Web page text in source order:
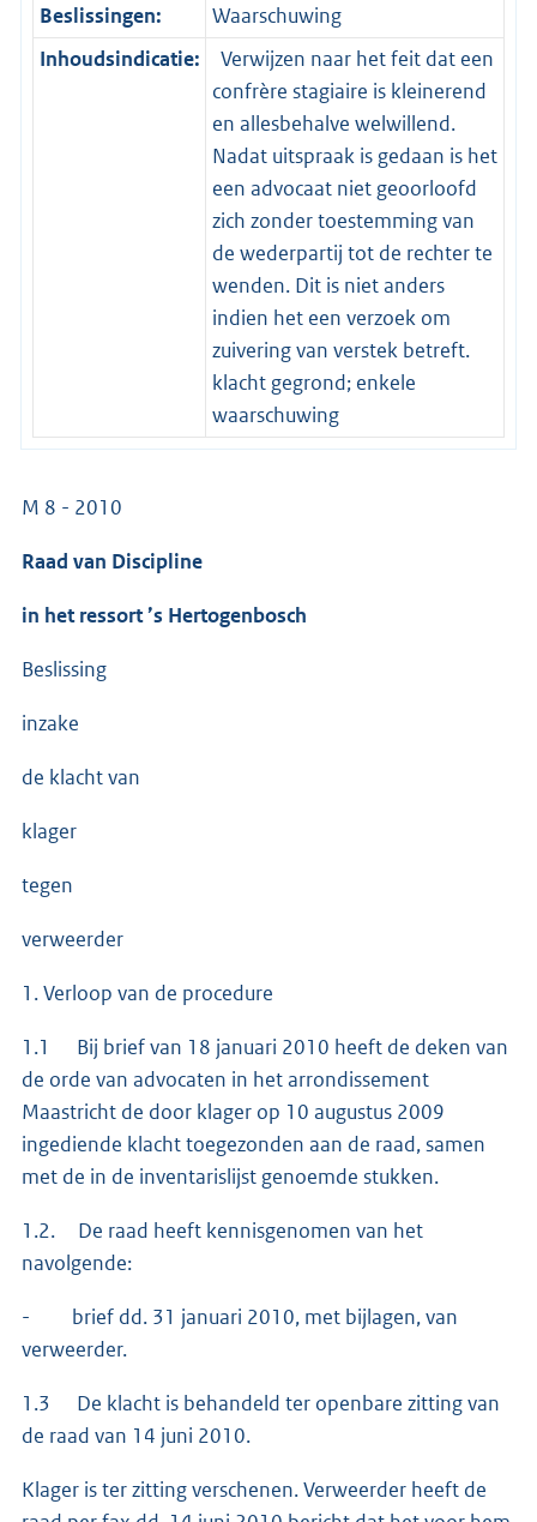
Beslissingen:
Waarschuwing
Inhoudsindicatie:
Verwijzen naar het feit dat een
confrère stagiaire is kleinerend
en allesbehalve welwillend.
Nadat uitspraak is gedaan is het
een advocaat niet geoorloofd
zich zonder toestemming van
de wederpartij tot de rechter te
wenden. Dit is niet anders
indien het een verzoek om
zuivering van verstek betreft.
klacht gegrond; enkele
waarschuwing
M 8 - 2010
Raad van Discipline
in het ressort ’s Hertogenbosch
Beslissing
inzake
de klacht van
klager
tegen
verweerder
1. Verloop van de procedure
1.1 Bij brief van 18 januari 2010 heeft de deken van
de orde van advocaten in het arrondissement
Maastricht de door klager op 10 augustus 2009
ingediende klacht toegezonden aan de raad, samen
met de in de inventarislijst genoemde stukken.
1.2. De raad heeft kennisgenomen van het
navolgende:
- brief dd. 31 januari 2010, met bijlagen, van
verweerder.
1.3 De klacht is behandeld ter openbare zitting van
de raad van 14 juni 2010.
Klager is ter zitting verschenen. Verweerder heeft de